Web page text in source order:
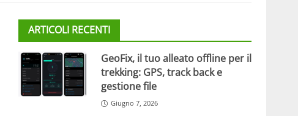
ARTICOLI RECENTI
GeoFix, il tuo alleato offline per il
trekking: GPS, track back e
gestione file
Giugno 7, 2026